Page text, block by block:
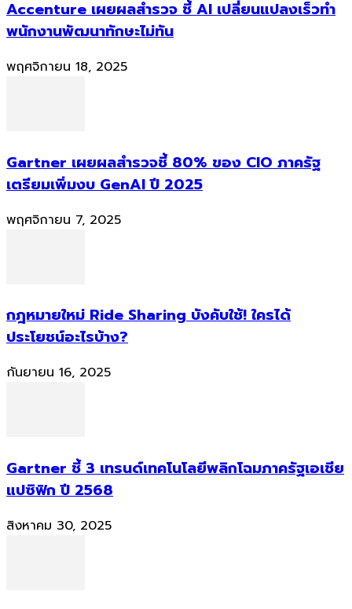
Accenture เผยผลสำรวจ ชี้ AI เปลี่ยนแปลงเร็วทำ
พนักงานพัฒนาทักษะไม่ทัน
พฤศจิกายน 18, 2025
Gartner เผยผลสำรวจชี้ 80% ของ CIO ภาครัฐ
เตรียมเพิ่มงบ GenAI ปี 2025
พฤศจิกายน 7, 2025
กฎหมายใหม่ Ride Sharing บังคับใช้! ใครได้
ประโยชน์อะไรบ้าง?
กันยายน 16, 2025
Gartner ชี้ 3 เทรนด์เทคโนโลยีพลิกโฉมภาครัฐเอเชีย
แปซิฟิก ปี 2568
สิงหาคม 30, 2025